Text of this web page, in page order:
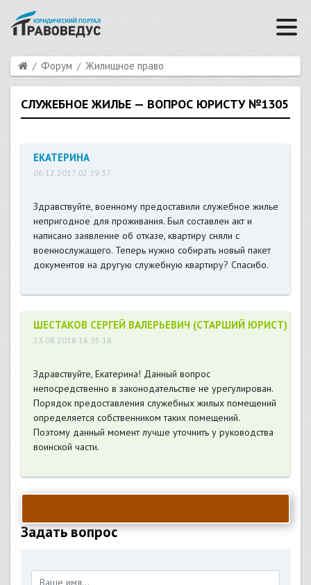
Форум Жилищное право
СЛУЖЕБНОЕ ЖИЛЬЕ — ВОПРОС ЮРИСТУ №1305
ЕКАТЕРИНА
06.12.2017 02:39:37
Здравствуйте, военному предоставили служебное жилье
непригодное для проживания. Был составлен акт и
написано заявление об отказе, квартиру сняли с
военнослужащего. Теперь нужно собирать новый пакет
документов на другую служебную квартиру? Спасибо.
ШЕСТАКОВ СЕРГЕЙ ВАЛЕРЬЕВИЧ (СТАРШИЙ ЮРИСТ)
23.08.2018 16:35:18
Здравствуйте, Екатерина! Данный вопрос
непосредственно в законодательстве не урегулирован.
Порядок предоставления служебных жилых помещений
определяется собственником таких помещений.
Поэтому данный момент лучше уточнить у руководства
воинской части.
Задать вопрос